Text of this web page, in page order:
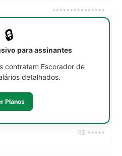
•••••••••••••••
R$ •••••
R$ •••••
🔒
para assinantes
contratam Escorador de
detalhados.
Planos